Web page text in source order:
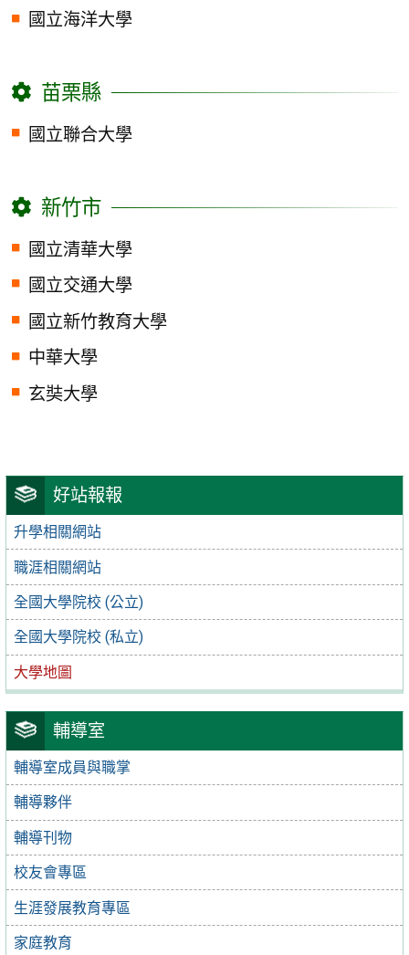
好站報報
升學相關網站
職涯相關網站
全國大學院校 (公立)
全國大學院校 (私立)
大學地圖
輔導室
輔導室成員與職掌
輔導夥伴
輔導刊物
校友會專區
生涯發展教育專區
家庭教育
國立海洋大學
苗栗縣
國立聯合大學
新竹市
國立清華大學
國立交通大學
國立新竹教育大學
中華大學
玄奘大學